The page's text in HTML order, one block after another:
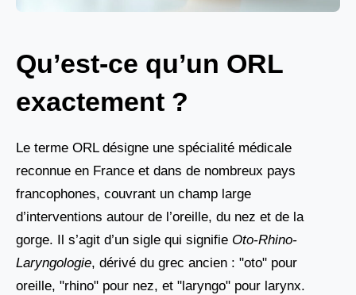
Qu’est-ce qu’un ORL
exactement ?
Le terme ORL désigne une spécialité médicale
reconnue en France et dans de nombreux pays
francophones, couvrant un champ large
d’interventions autour de l’oreille, du nez et de la
gorge. Il s’agit d’un sigle qui signifie Oto-Rhino-
Laryngologie, dérivé du grec ancien : "oto" pour
oreille, "rhino" pour nez, et "laryngo" pour larynx.